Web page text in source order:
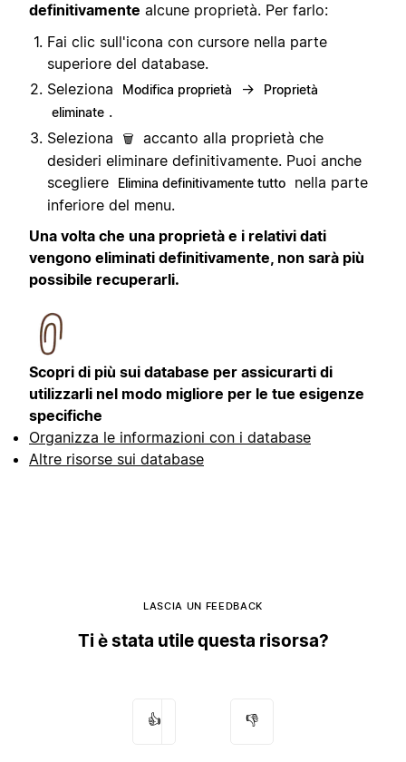
definitivamente alcune proprietà. Per farlo:
Fai clic sull'icona con cursore nella parte
superiore del database.
Seleziona
Modifica proprietà →
Proprietà
eliminate .
Seleziona
🗑️
accanto alla proprietà che
desideri eliminare definitivamente. Puoi anche
scegliere
Elimina definitivamente tutto
nella parte
inferiore del menu.
Una volta che una proprietà e i relativi dati
vengono eliminati definitivamente, non sarà più
possibile recuperarli.
Scopri di più sui database per assicurarti di
utilizzarli nel modo migliore per le tue esigenze
specifiche
Organizza le informazioni con i database
Altre risorse sui database
LASCIA UN FEEDBACK
Ti è stata utile questa risorsa?
👍 👎